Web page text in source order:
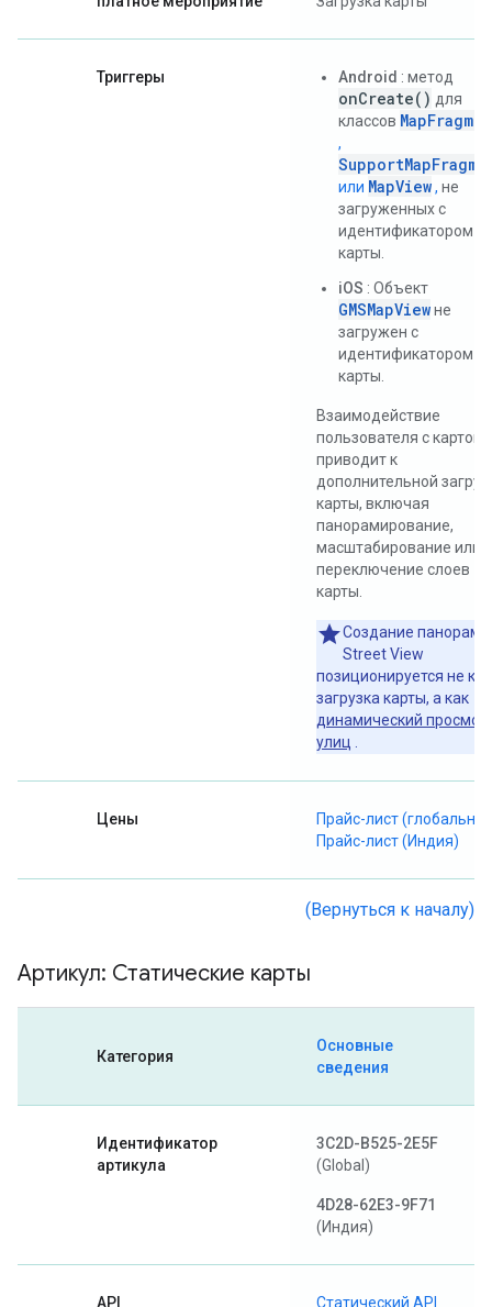
Триггеры Android : метод
onCreate() для
классов
,
или MapView, не
загруженных с
идентификатором
карты.
iOS : Объект
GMSMapViewне
загружен с
идентификатором
карты.
Взаимодействие
пользователя с картой
приводит к
дополнительной
карты, включая
панорамирование,
масштабирование или
переключение слоев
карты.
Создание панорамы
Street View
позиционируется не как
загрузка карты, а как
динамический
улиц
Цены
Прайс-лист
Прайс-лист (Индия)
(Вернуться к началу)
Артикул: Статические карты
Категория
Основные
сведения
Идентификатор
артикула
3C2D-B525-2E5F
(Global)
4D28-62E3-9F71
(Индия)
API Статический API